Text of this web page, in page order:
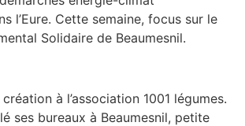
l’Eure. Cette semaine, focus sur le
Solidaire de Beaumesnil.
à l’association 1001 légumes.
ses bureaux à Beaumesnil, petite